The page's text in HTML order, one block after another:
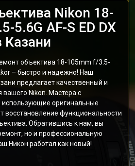
Nikon 18-
5.6G AF-S ED DX
Казани
объектива 18-105mm f/3.5-
– быстро и надежно! Наш
предлагает качественный и
вашего Nikon. Мастера с
оригинальные
восстановление функциональности
Обратившись к нам, вы
но и профессиональную
Никон работал как новый!